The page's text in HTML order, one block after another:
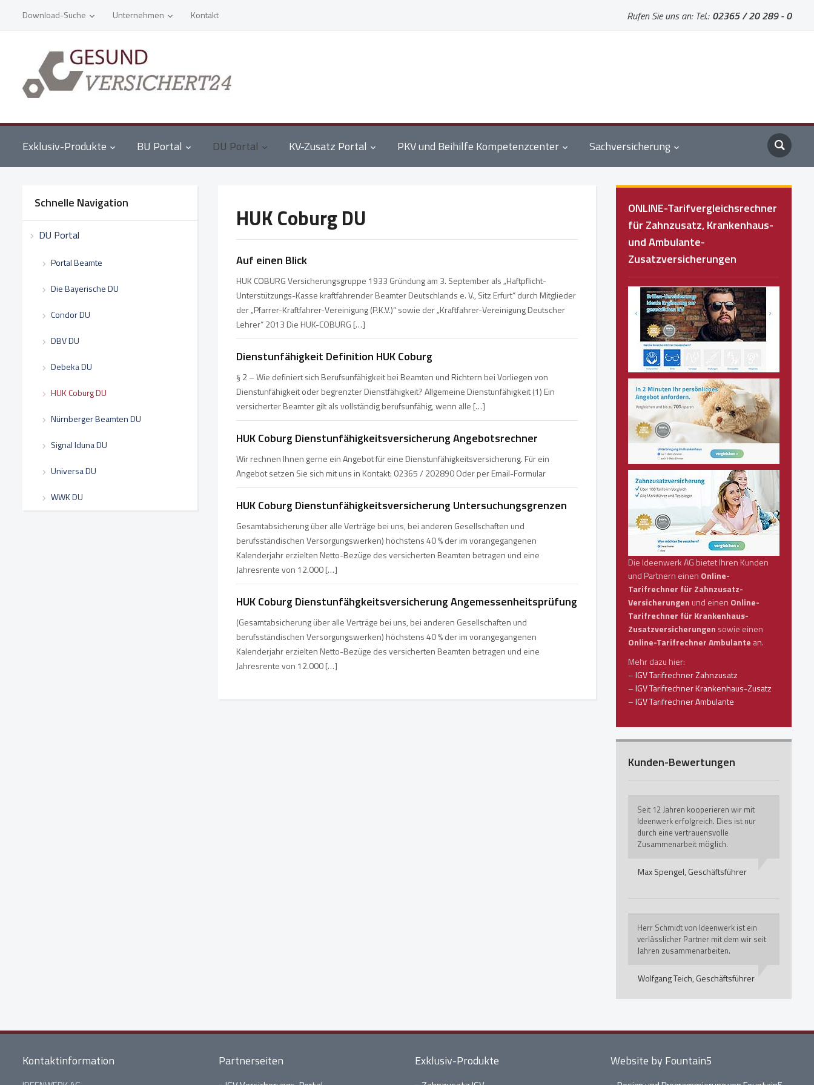
Download-Suche Unternehmen Kontakt Rufen Sie uns an: Tel.: 02365 / 20 289 - 0
Exklusiv-Produkte BU Portal DU Portal KV-Zusatz Portal PKV und Beihilfe Kompetenzcenter Sachversicherung
Schnelle Navigation
DU Portal
Portal Beamte
Die Bayerische DU
Condor DU
DBV DU
Debeka DU
HUK Coburg DU
Nürnberger Beamten DU
Signal Iduna DU
Universa DU
WWK DU
HUK Coburg DU
Auf einen Blick
HUK COBURG Versicherungsgruppe 1933 Gründung am 3. September als „Haftpflicht-
Unterstützungs-Kasse kraftfahrender Beamter Deutschlands e. V., Sitz Erfurt“ durch Mitglieder
der „Pfarrer-Kraftfahrer-Vereinigung (P.K.V.)“ sowie der „Kraftfahrer-Vereinigung Deutscher
Lehrer“ 2013 Die HUK-COBURG […]
Dienstunfähigkeit Definition HUK Coburg
§ 2 – Wie definiert sich Berufsunfähigkeit bei Beamten und Richtern bei Vorliegen von
Dienstunfähigkeit oder begrenzter Dienstfähigkeit? Allgemeine Dienstunfähigkeit (1) Ein
versicherter Beamter gilt als vollständig berufsunfähig, wenn alle […]
HUK Coburg Dienstunfähigkeitsversicherung Angebotsrechner
Wir rechnen Ihnen gerne ein Angebot für eine Dienstunfähigkeitsversicherung. Für ein
Angebot setzen Sie sich mit uns in Kontakt: 02365 / 202890 Oder per Email-Formular
HUK Coburg Dienstunfähigkeitsversicherung Untersuchungsgrenzen
Gesamtabsicherung über alle Verträge bei uns, bei anderen Gesellschaften und
berufsständischen Versorgungswerken) höchstens 40 % der im vorangegangenen
Kalenderjahr erzielten Netto-Bezüge des versicherten Beamten betragen und eine
Jahresrente von 12.000 […]
HUK Coburg Dienstunfähgkeitsversicherung Angemessenheitsprüfung
(Gesamtabsicherung über alle Verträge bei uns, bei anderen Gesellschaften und
berufsständischen Versorgungswerken) höchstens 40 % der im vorangegangenen
Kalenderjahr erzielten Netto-Bezüge des versicherten Beamten betragen und eine
Jahresrente von 12.000 […]
ONLINE-Tarifvergleichsrechner
für Zahnzusatz, Krankenhaus-
und Ambulante-
Zusatzversicherungen
Die Ideenwerk AG bietet Ihren Kunden
und Partnern einen Online-
Tarifrechner für Zahnzusatz-
Versicherungen und einen Online-
Tarifrechner für Krankenhaus-
Zusatzversicherungen sowie einen
Online-Tarifrechner Ambulante an.
Mehr dazu hier:
–IGV Tarifrechner Zahnzusatz
–IGV Tarifrechner Krankenhaus-Zusatz
–IGV Tarifrechner Ambulante
Kunden-Bewertungen
Seit 12 Jahren kooperieren wir mit
Ideenwerk erfolgreich. Dies ist nur
durch eine vertrauensvolle
Zusammenarbeit möglich.
Max Spengel, Geschäftsführer
Herr Schmidt von Ideenwerk ist ein
verlässlicher Partner mit dem wir seit
Jahren zusammenarbeiten.
Wolfgang Teich, Geschäftsführer
Kontaktinformation Partnerseiten Exklusiv-Produkte Website by Fountain5